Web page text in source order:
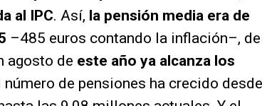
al IPC. Así, la pensión media era de
–485 euros contando la inflación–, de
agosto de este año ya alcanza los
número de pensiones ha crecido desde